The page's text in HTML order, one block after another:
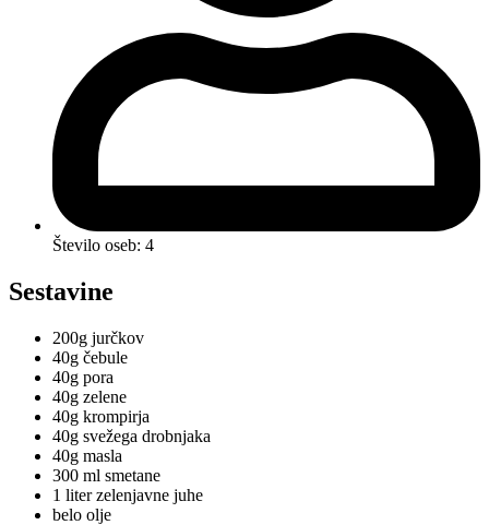
Število oseb: 4
Sestavine
200g jurčkov
40g čebule
40g pora
40g zelene
40g krompirja
40g svežega drobnjaka
40g masla
300 ml smetane
1 liter zelenjavne juhe
belo olje